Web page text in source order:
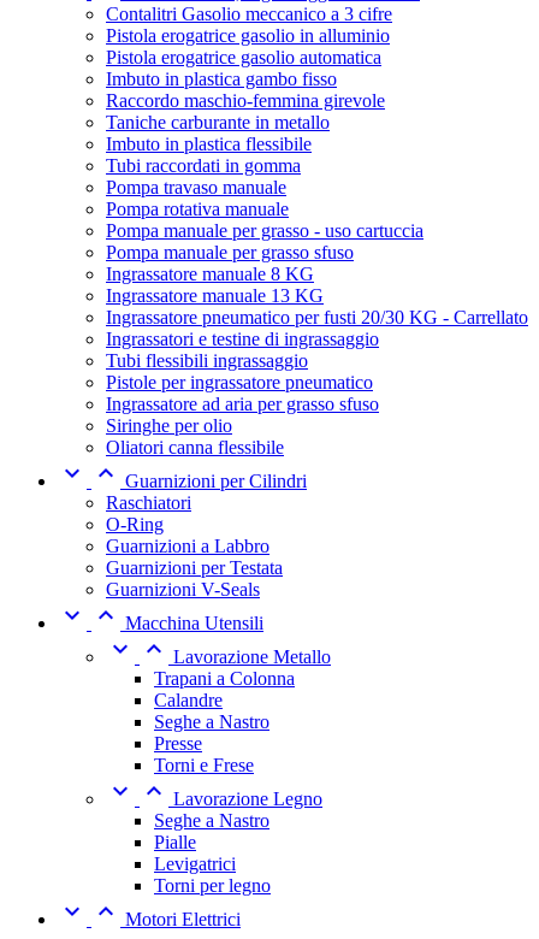
Contalitri Gasolio meccanico a 3 cifre
Pistola erogatrice gasolio in alluminio
Pistola erogatrice gasolio automatica
Imbuto in plastica gambo fisso
Raccordo maschio-femmina girevole
Taniche carburante in metallo
Imbuto in plastica flessibile
Tubi raccordati in gomma
Pompa travaso manuale
Pompa rotativa manuale
Pompa manuale per grasso - uso cartuccia
Pompa manuale per grasso sfuso
Ingrassatore manuale 8 KG
Ingrassatore manuale 13 KG
Ingrassatore pneumatico per fusti 20/30 KG - Carrellato
Ingrassatori e testine di ingrassaggio
Tubi flessibili ingrassaggio
Pistole per ingrassatore pneumatico
Ingrassatore ad aria per grasso sfuso
Siringhe per olio
Oliatori canna flessibile
  Guarnizioni per Cilindri
Raschiatori
O-Ring
Guarnizioni a Labbro
Guarnizioni per Testata
Guarnizioni V-Seals
  Macchina Utensili
  Lavorazione Metallo
Trapani a Colonna
Calandre
Seghe a Nastro
Presse
Torni e Frese
  Lavorazione Legno
Seghe a Nastro
Pialle
Levigatrici
Torni per legno
  Motori Elettrici